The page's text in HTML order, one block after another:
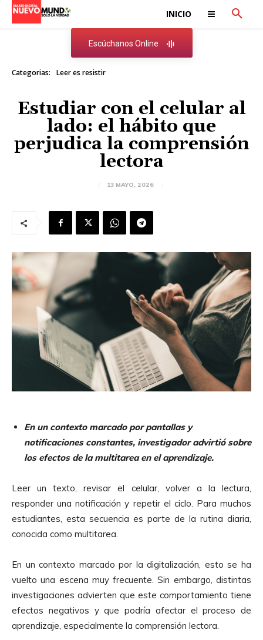
INICIO
Escúchanos Online
Categorias: Leer es resistir
Estudiar con el celular al
lado: el hábito que
perjudica la comprensión
lectora
13 MAYO, 2026
En un contexto marcado por pantallas y
notificaciones constantes, investigador advirtió sobre
los efectos de la multitarea en el aprendizaje.
Leer un texto, revisar el celular, volver a la lectura,
responder una notificación y repetir el ciclo. Para muchos
estudiantes, esta secuencia es parte de la rutina diaria,
conocida como multitarea.
En un contexto marcado por la digitalización, esto se ha
vuelto una escena muy frecuente. Sin embargo, distintas
investigaciones advierten que este comportamiento tiene
efectos negativos y que podría afectar el proceso de
aprendizaje, especialmente la comprensión lectora.